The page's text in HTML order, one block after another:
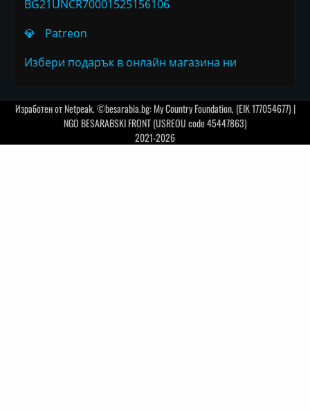
BG21UNCR70001525156106
💎
Patreon
Избери подарък в онлайн магазина ни
Изработен отNetpeak. ©besarabia.bg: My Country Foundation, (EIK 177054677) |
NGO BESARABSKI FRONT (USREOU code 45447863)
2021-2026